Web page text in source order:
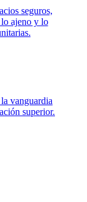
seguros,
ajeno y lo
vanguardia
superior.